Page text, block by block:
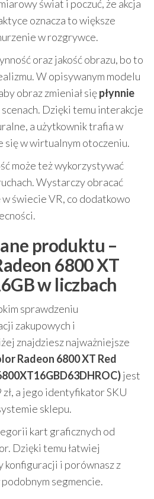
świat i poczuć, że akcja
oznacza to większe
w rozgrywce.
oraz jakość obrazu, bo to
W opisywanym modelu
obraz zmieniał siępłynnie
Dzięki temu interakcje
a użytkownik trafia w
się w wirtualnym otoczeniu.
może też wykorzystywać
Wystarczy obracać
świecie VR, co dodatkowo
produktu –
6800 XT
w liczbach
sprawdzeniu
zakupowych i
znajdziesz najważniejsze
Radeon 6800 XT Red
jest
a jego identyfikator SKU
sklepu.
kart graficznych od
Dzięki temu łatwiej
konfiguracji i porównasz z
segmencie.